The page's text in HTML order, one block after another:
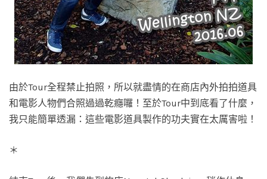
由於Tour全程禁止拍照，所以就盡情的在商店內外拍拍道具
和電影人物們合照過過乾癮囉！至於Tour中到底看了什麼，
我只能簡單透漏：這些電影道具製作的功夫實在太厲害啦！
＊